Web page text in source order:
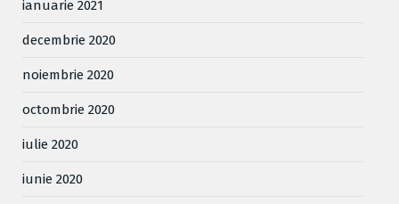
ianuarie 2021
decembrie 2020
noiembrie 2020
octombrie 2020
iulie 2020
iunie 2020